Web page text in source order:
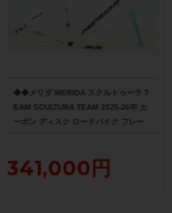
◆◆メリダ MERIDA スクルトゥーラ T
EAM SCULTURA TEAM 2025-26年 カ
ーボン ディスク ロードバイク フレー
341,000円